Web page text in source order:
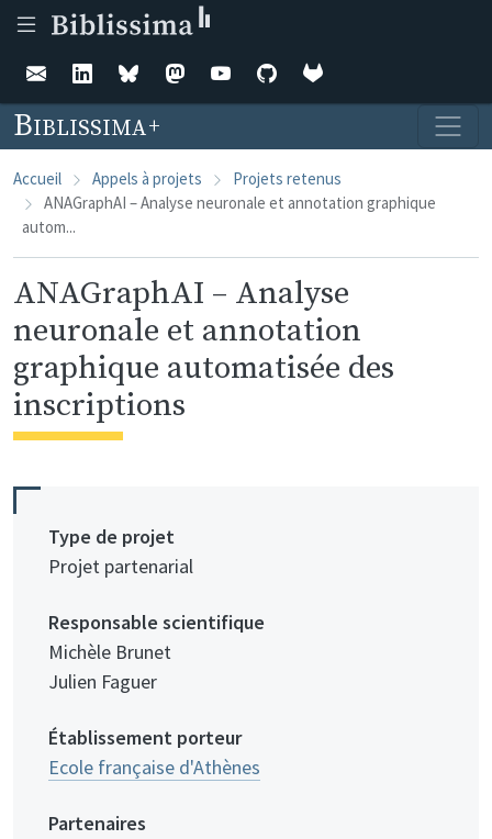
Biblissima
Accueil Appels à projets
Projets retenus
ANAGraphAI – Analyse neuronale et annotation graphique
autom...
ANAGraphAI – Analyse
neuronale et annotation
graphique automatisée des
inscriptions
Type de projet
Projet partenarial
Responsable scientifique
Michèle Brunet
Julien Faguer
Établissement porteur
Ecole française d'Athènes
Partenaires